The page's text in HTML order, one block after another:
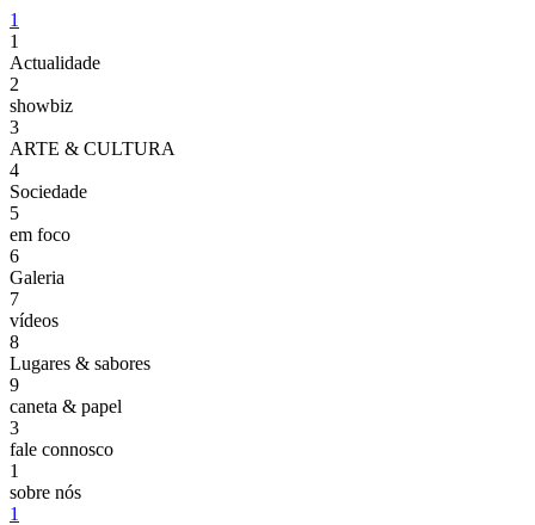
1
1
Actualidade
2
showbiz
3
ARTE & CULTURA
4
Sociedade
5
em foco
6
Galeria
7
vídeos
8
Lugares & sabores
9
caneta & papel
3
fale connosco
1
sobre nós
1